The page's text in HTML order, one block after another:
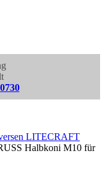
LITECRAFT
Halbkoni M10 für